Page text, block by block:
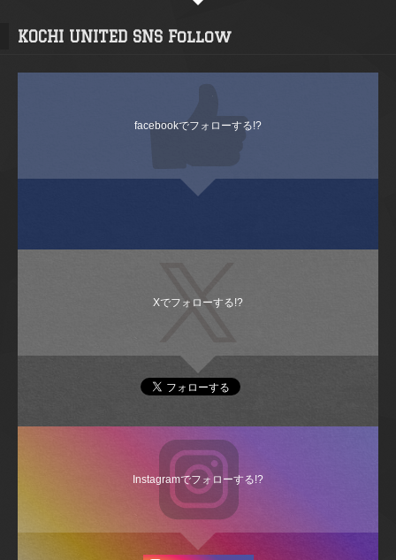
KOCHI UNITED SNS Follow
facebookでフォローする!?
Xでフォローする!?
Instagramでフォローする!?